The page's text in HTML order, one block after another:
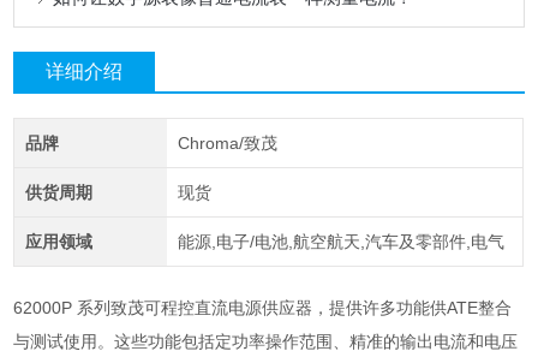
详细介绍
品牌 Chroma/致茂
供货周期 现货
应用领域 能源,电子/电池,航空航天,汽车及零部件,电气
62000P 系列致茂可程控直流电源供应器，提供许多功能供ATE整合
与测试使用。这些功能包括定功率操作范围、精准的输出电流和电压